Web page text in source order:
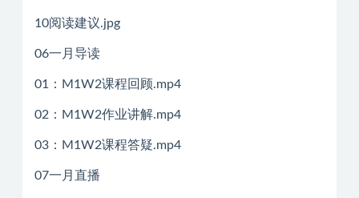
10阅读建议.jpg
06一月导读
01：M1W2课程回顾.mp4
02：M1W2作业讲解.mp4
03：M1W2课程答疑.mp4
07一月直播